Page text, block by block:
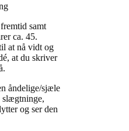
samt
ca. 45.
at nå vidt og
at du skriver
åndelige/sjæle
slægtninge,
og ser den